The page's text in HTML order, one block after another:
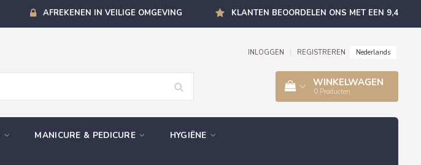
AFREKENEN IN VEILIGE OMGEVING KLANTEN BEOORDELEN ONS MET EEN 9,4
INLOGGEN REGISTREREN Nederlands
WINKELWAGEN
0 Producten
MANICURE & PEDICURE HYGIËNE